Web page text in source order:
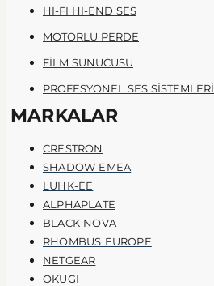
HI-FI HI-END SES
MOTORLU PERDE
FİLM SUNUCUSU
PROFESYONEL SES SİSTEMLERİ
MARKALAR
CRESTRON
SHADOW EMEA
LUHK-EE
ALPHAPLATE
BLACK NOVA
RHOMBUS EUROPE
NETGEAR
OKUGI